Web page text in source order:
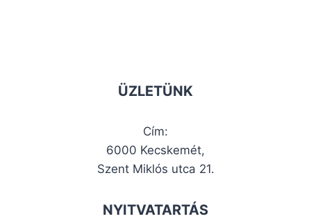
ÜZLETÜNK
Cím:
6000 Kecskemét,
Szent Miklós utca 21.
NYITVATARTÁS